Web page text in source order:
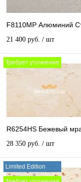
F8110MP Алюминий
21 400 руб. / шт
Требует уточнения
R6254HS Бежевый
28 350 руб. / шт
Limited Edition